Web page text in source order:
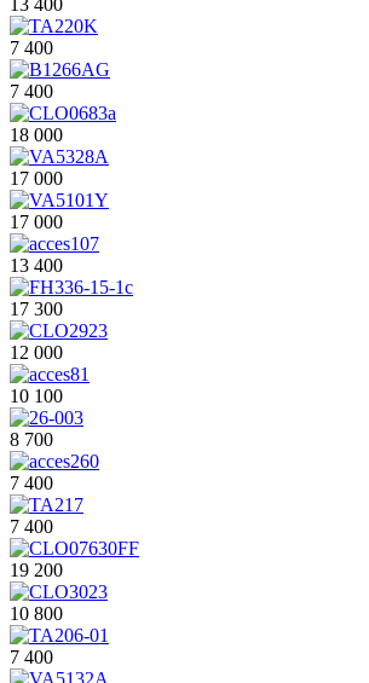
13 400
7 400
7 400
18 000
17 000
17 000
13 400
17 300
12 000
10 100
8 700
7 400
7 400
19 200
10 800
7 400